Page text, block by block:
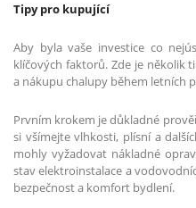
Tipy pro kupující
Aby byla vaše investice co
klíčových faktorů. Zde je několik
a nákupu chalupy během letních
Prvním krokem je důkladné
si všímejte vlhkosti, plísní a
mohly vyžadovat nákladné
stav elektroinstalace a
bezpečnost a komfort bydlení.